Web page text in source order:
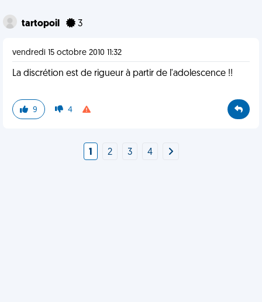
tartopoil 3
vendredi 15 octobre 2010 11:32
La discrétion est de rigueur à partir de l'adolescence !!
9 4
1 2 3 4